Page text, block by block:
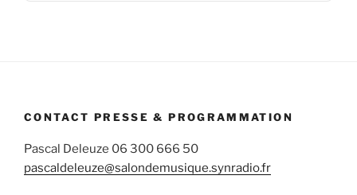
CONTACT PRESSE & PROGRAMMATION
Pascal Deleuze 06 300 666 50
pascaldeleuze@salondemusique.synradio.fr